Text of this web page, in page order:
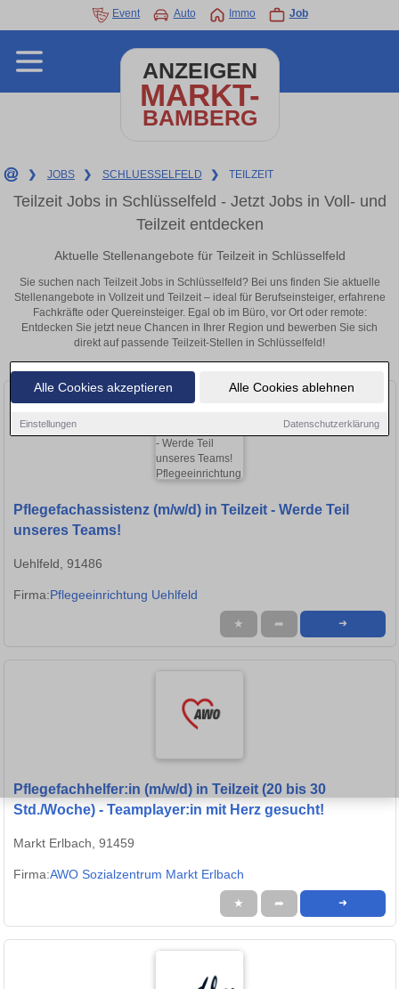
Alle Cookies akzeptieren Alle Cookies ablehnen
Einstellungen Datenschutzerklärung
Event Auto Immo Job
ANZEIGEN
MARKT-
BAMBERG
❯ JOBS ❯ SCHLUESSELFELD ❯ TEILZEIT
Teilzeit Jobs in Schlüsselfeld - Jetzt Jobs in Voll- und
Teilzeit entdecken
Aktuelle Stellenangebote für Teilzeit in Schlüsselfeld
Sie suchen nach Teilzeit Jobs in Schlüsselfeld? Bei uns finden Sie aktuelle
Stellenangebote in Vollzeit und Teilzeit – ideal für Berufseinsteiger, erfahrene
Fachkräfte oder Quereinsteiger. Egal ob im Büro, vor Ort oder remote:
Entdecken Sie jetzt neue Chancen in Ihrer Region und bewerben Sie sich
direkt auf passende Teilzeit-Stellen in Schlüsselfeld!
Pflegefachassistenz (m/w/d) in Teilzeit - Werde Teil
unseres Teams!
Uehlfeld, 91486
Firma:Pflegeeinrichtung Uehlfeld
★ ➦ ➜
Pflegefachhelfer:in (m/w/d) in Teilzeit (20 bis 30
Std./Woche) - Teamplayer:in mit Herz gesucht!
Markt Erlbach, 91459
Firma:AWO Sozialzentrum Markt Erlbach
★ ➦ ➜